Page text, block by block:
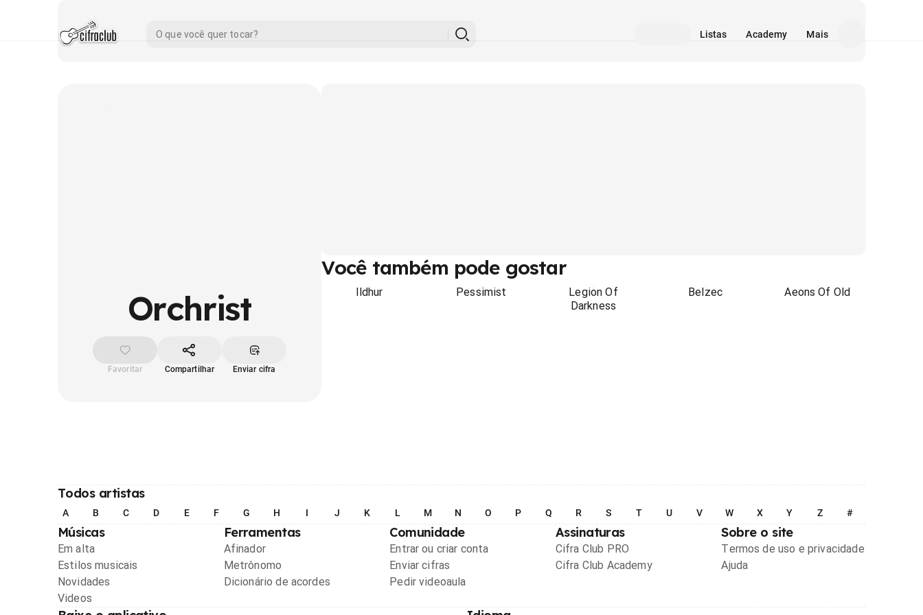
Listas Academy Mais
Orchrist
Favoritar Compartilhar Enviar cifra
Você também pode gostar
Ildhur Pessimist
Legion Of
Darkness
Belzec Aeons Of Old
Todos artistas
A B C D E F G H I J K L M N O P Q R S T U V W X Y Z #
Músicas
Em alta
Estilos musicais
Novidades
Videos
Ferramentas
Afinador
Metrônomo
Dicionário de acordes
Comunidade
Entrar ou criar conta
Enviar cifras
Pedir videoaula
Assinaturas
Cifra Club PRO
Cifra Club Academy
Sobre o site
Termos de uso e privacidade
Ajuda